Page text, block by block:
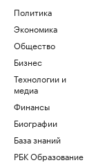
Политика
Экономика
Общество
Бизнес
Технологии и
медиа
Финансы
Биографии
База знаний
РБК Образование